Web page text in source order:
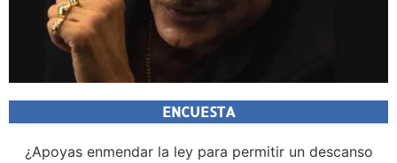
ENCUESTA
¿Apoyas enmendar la ley para permitir un descanso